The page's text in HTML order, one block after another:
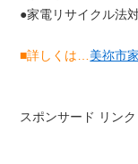
●家電リサイクル法
■詳しくは… 美祢市
スポンサード リンク